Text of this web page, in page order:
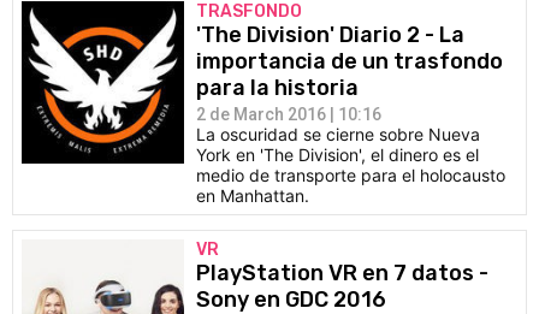
TRASFONDO
'The Division' Diario 2 - La
importancia de un trasfondo
para la historia
2 de March 2016 | 10:16
La oscuridad se cierne sobre Nueva
York en 'The Division', el dinero es el
medio de transporte para el holocausto
en Manhattan.
VR
PlayStation VR en 7 datos -
Sony en GDC 2016